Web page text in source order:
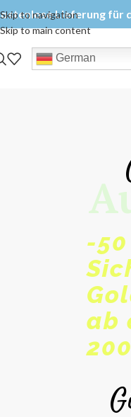
Skip to navigation
Skip to main content
Lieferung für
German
-
ab